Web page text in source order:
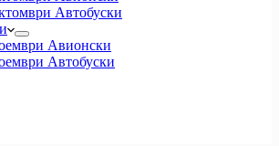
Автобуски
Авионски
Автобуски